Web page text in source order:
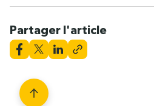
Partager l'article